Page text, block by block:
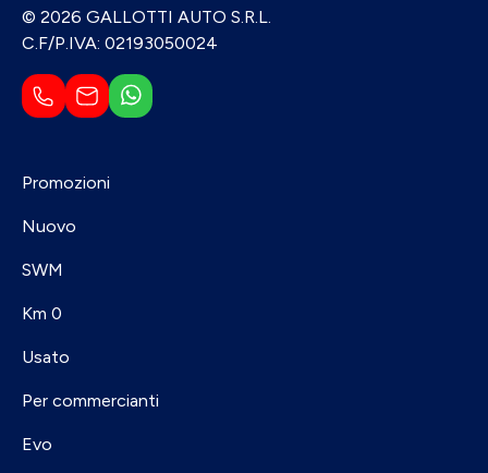
© 2026 GALLOTTI AUTO S.R.L.
C.F/P.IVA: 02193050024
Promozioni
Nuovo
SWM
Km 0
Usato
Per commercianti
Evo